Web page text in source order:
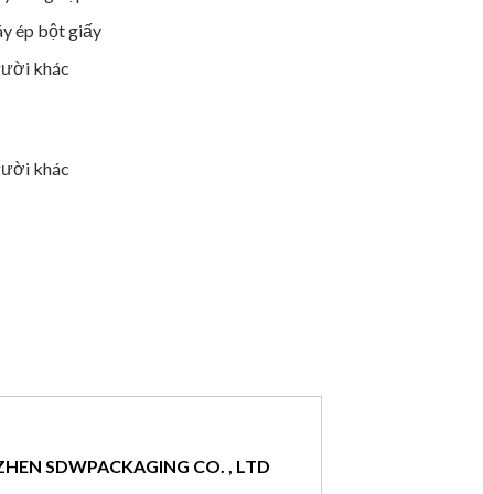
ép bột giấy
khác
khác
SDWPACKAGING CO. , LTD